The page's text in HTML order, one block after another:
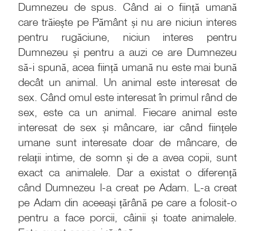
Dumnezeu de spus. Când ai o ființă umană
care trăiește pe Pământ și nu are niciun interes
pentru rugăciune, niciun interes pentru
Dumnezeu și pentru a auzi ce are Dumnezeu
să-i spună, acea ființă umană nu este mai bună
decât un animal. Un animal este interesat de
sex. Când omul este interesat în primul rând de
sex, este ca un animal. Fiecare animal este
interesat de sex și mâncare, iar când ființele
umane sunt interesate doar de mâncare, de
relații intime, de somn și de a avea copii, sunt
exact ca animalele. Dar a existat o diferență
când Dumnezeu l-a creat pe Adam. L-a creat
pe Adam din aceeași țărână pe care a folosit-o
pentru a face porcii, câinii și toate animalele.